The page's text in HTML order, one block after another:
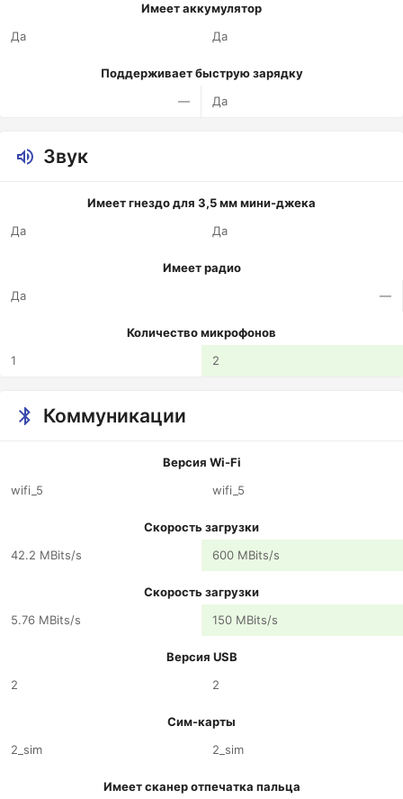
Имеет аккумулятор
Да
Да
Поддерживает быструю зарядку
—
Да
Звук
Имеет гнездо для 3,5 мм мини-джека
Да
Да
Имеет радио
Да
—
Количество микрофонов
1
2
Коммуникации
Версия Wi-Fi
wifi_5
wifi_5
Скорость загрузки
42.2 MBits/s
600 MBits/s
Скорость загрузки
5.76 MBits/s
150 MBits/s
Версия USB
2
2
Сим-карты
2_sim
2_sim
Имеет сканер отпечатка пальца